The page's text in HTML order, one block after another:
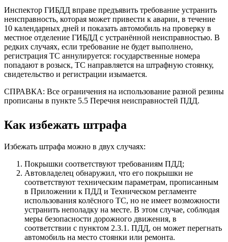
Инспектор ГИБДД вправе предъявить требование устранить
неисправность, которая может привести к аварии, в течение
10 календарных дней и показать автомобиль на проверку в
местное отделение ГИБДД с устранённой неисправностью. В
редких случаях, если требование не будет выполнено,
регистрация ТС аннулируется: государственные номера
попадают в розыск, ТС направляется на штрафную стоянку,
свидетельство и регистрации изымается.
СПРАВКА: Все ограничения на использование разной резины
прописаны в пункте 5.5 Перечня неисправностей ПДД.
Как избежать штрафа
Избежать штрафа можно в двух случаях:
Покрышки соответствуют требованиям ПДД;
Автовладелец обнаружил, что его покрышки не
соответствуют техническим параметрам, прописанным
в Приложении к ПДД и Техническом регламенте
использования колёсного ТС, но не имеет возможности
устранить неполадку на месте. В этом случае, соблюдая
меры безопасности дорожного движения, в
соответствии с пунктом 2.3.1. ПДД, он может перегнать
автомобиль на место стоянки или ремонта.